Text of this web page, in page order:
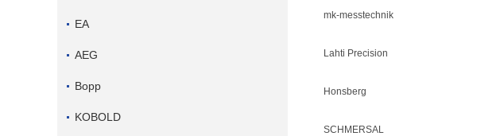
EA
AEG
Bopp
KOBOLD
mk-messtechnik
Lahti Precision
Honsberg
SCHMERSAL